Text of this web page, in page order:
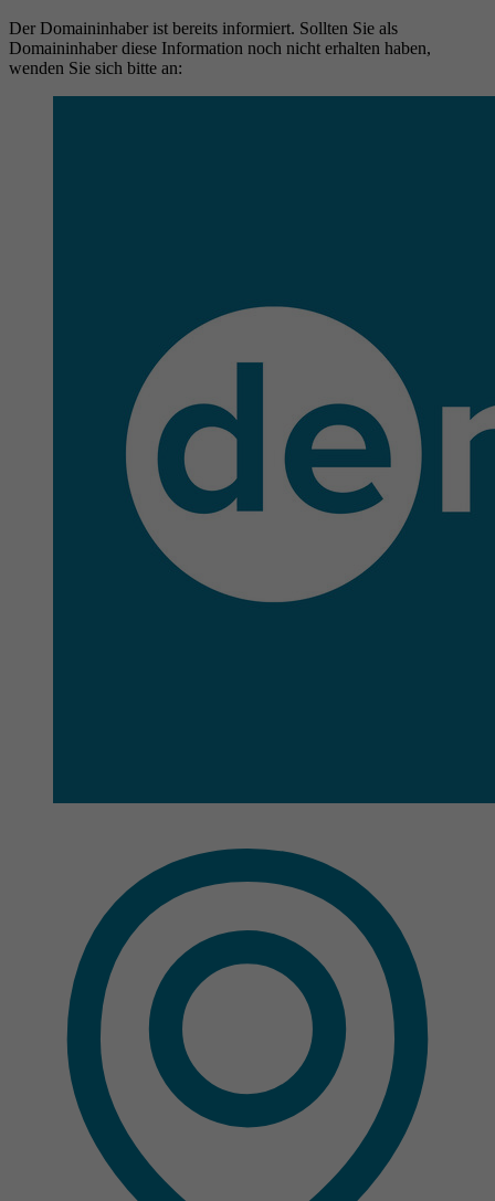
Der Domaininhaber ist bereits informiert. Sollten Sie als
Domaininhaber diese Information noch nicht erhalten haben,
wenden Sie sich bitte an: